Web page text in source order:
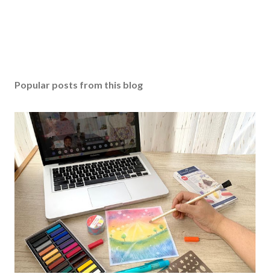
Popular posts from this blog